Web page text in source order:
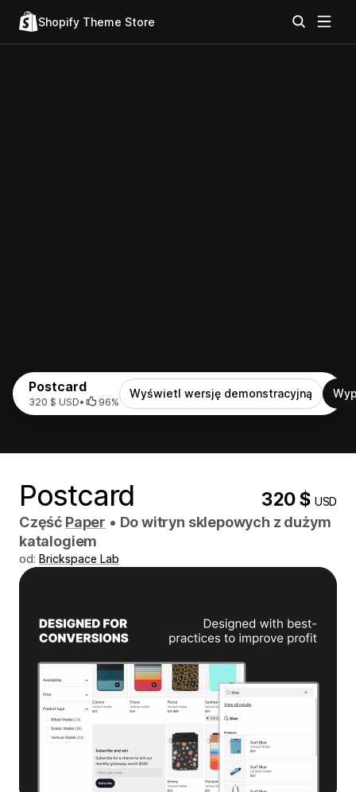
Shopify Theme Store
Postcard
320 $ USD• 96%
Wyświetl wersję demonstracyjną
Postcard 320 $USD
Część Paper • Do witryn sklepowych z dużym
katalogiem
od: Brickspace Lab